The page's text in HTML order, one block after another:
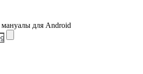
для Android